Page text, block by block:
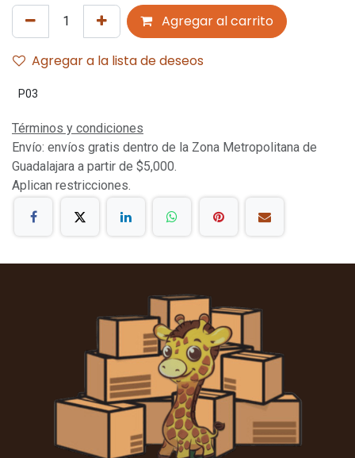
Agregar al carrito
Agregar a la lista de deseos
P03
Términos y condiciones
Envío: envíos gratis dentro de la Zona Metropolitana de
Guadalajara a partir de $5,000.
Aplican restricciones.